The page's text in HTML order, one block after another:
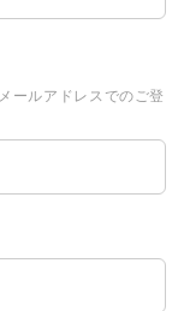
ールアドレスでのご登